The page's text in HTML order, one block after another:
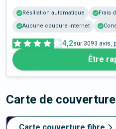
Résiliation automatique
Frais
Aucune coupure internet
4,2sur 3093 avis,
Être
Carte de